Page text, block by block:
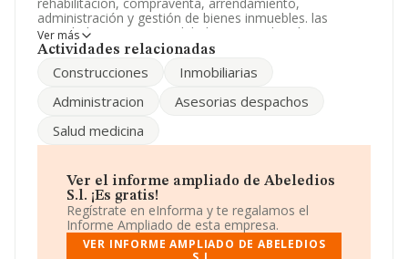
administración y gestión de bienes inmuebles. las
actividades integrantes del objeto social podran ser
desarrolladas por la sociedad total o parcialmente de fo.
como Sociedad Limitada. Su actividad CNAE es
actividad en mercados exteriores.
La empresaAbeledios S.L
situada en Calle Santa Fe núm. 2, (18100), Armilla, en
En base a la información de la que dispone INFORMA
sobre 13.290 compañías, en el ámbito nacional la
facturación alcanza la cifra de 1.658 millones de euros y
la media de facturación de ventas entre todas las
compañías alcanza los 124 mil euros. Teniendo en
Ver más
Actividades relacionadas
Construcciones
Inmobiliarias
Administracion
Asesorias despachos
Salud medicina
Ver el informe ampliado de Abeledios
S.l. ¡Es gratis!
Regístrate en eInforma y te regalamos el
Informe Ampliado de esta empresa.
VER INFORME AMPLIADO DE ABELEDIOS